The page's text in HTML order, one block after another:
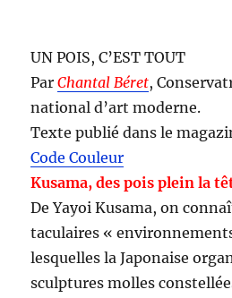
UN POIS, C’EST TOUT
ParChantal Béret,
national d’art moderne.
Texte publié dans le
Code Couleur
Kusama, des pois plein la
De Yayoi Kusama, on
taculaires «
les­quelles la Japonaise
sculptures molles